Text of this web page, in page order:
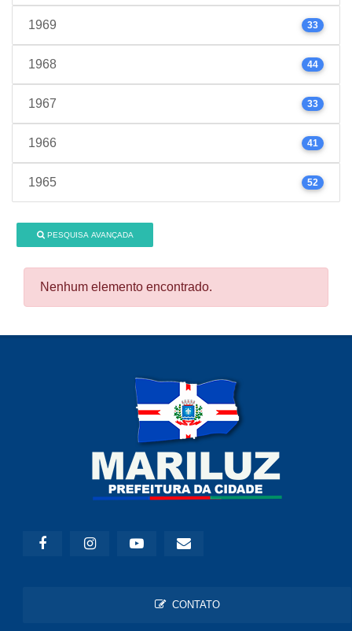
1969 33
1968 44
1967 33
1966 41
1965 52
PESQUISA AVANÇADA
Nenhum elemento encontrado.
CONTATO